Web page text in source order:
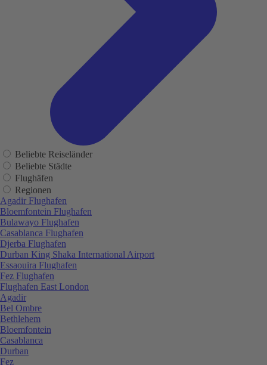
Beliebte Reiseländer
Beliebte Städte
Flughäfen
Regionen
Agadir Flughafen
Bloemfontein Flughafen
Bulawayo Flughafen
Casablanca Flughafen
Djerba Flughafen
Durban King Shaka International Airport
Essaouira Flughafen
Fez Flughafen
Flughafen East London
Agadir
Bel Ombre
Bethlehem
Bloemfontein
Casablanca
Durban
Fez